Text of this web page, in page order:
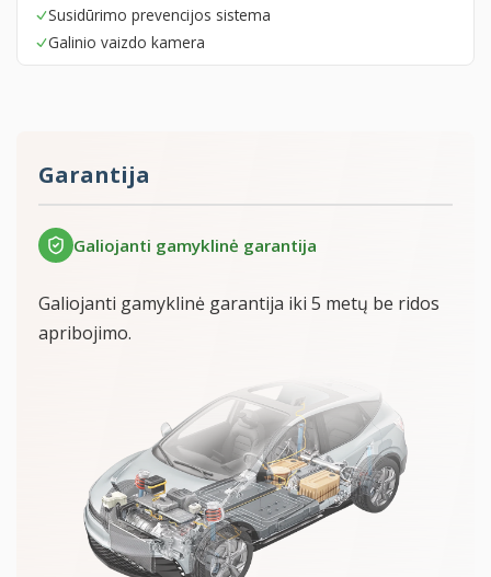
Susidūrimo prevencijos sistema
Galinio vaizdo kamera
Garantija
Galiojanti gamyklinė garantija
Galiojanti gamyklinė garantija iki 5 metų be ridos
apribojimo.